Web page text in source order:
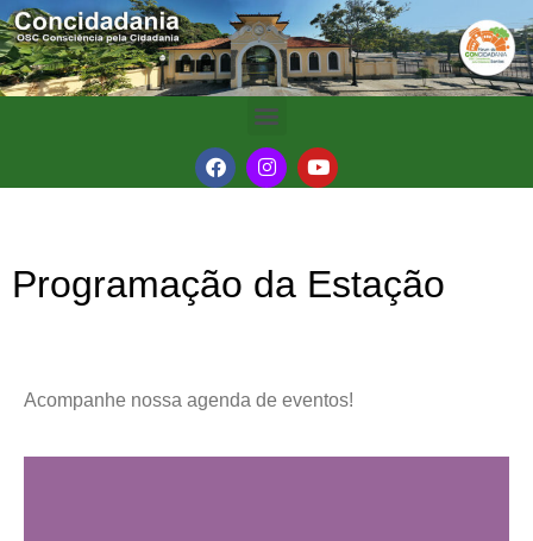
Programação da Estação
Acompanhe nossa agenda de eventos!